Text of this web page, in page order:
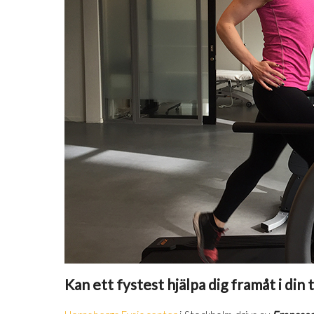
Kan ett fystest hjälpa dig framåt i